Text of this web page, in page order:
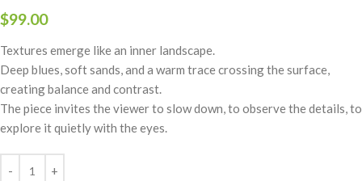
$99.00
Textures emerge like an inner landscape.
Deep blues, soft sands, and a warm trace crossing the surface,
creating balance and contrast.
The piece invites the viewer to slow down, to observe the details, to
explore it quietly with the eyes.